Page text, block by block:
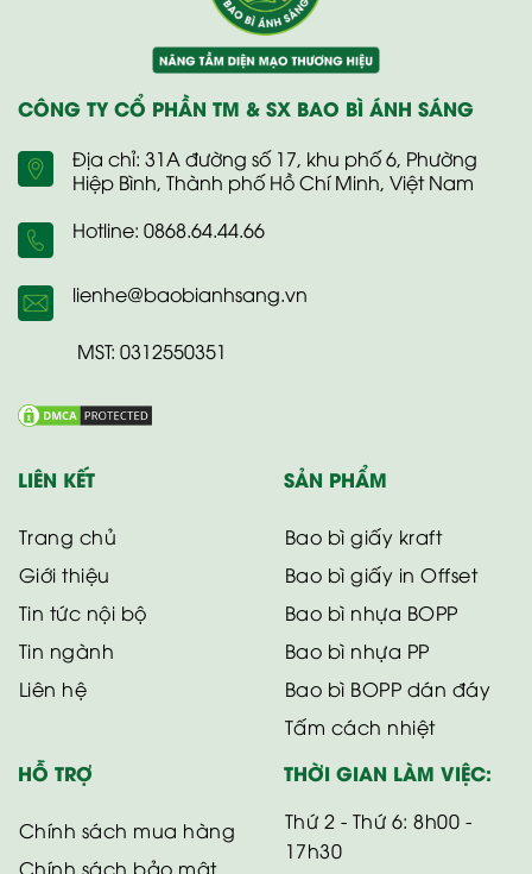
CÔNG TY CỔ PHẦN TM & SX BAO BÌ ÁNH SÁNG
Địa chỉ: 31A đường số 17, khu phố 6, Phường
Hiệp Bình, Thành phố Hồ Chí Minh, Việt Nam
Hotline: 0868.64.44.66
lienhe@baobianhsang.vn
MST: 0312550351
LIÊN KẾT
Trang chủ
Giới thiệu
Tin tức nội bộ
Tin ngành
Liên hệ
SẢN PHẨM
Bao bì giấy kraft
Bao bì giấy in Offset
Bao bì nhựa BOPP
Bao bì nhựa PP
Bao bì BOPP dán đáy
Tấm cách nhiệt
HỖ TRỢ
Chính sách mua hàng
Chính sách bảo mật
THỜI GIAN LÀM VIỆC:
Thứ 2 - Thứ 6: 8h00 -
17h30